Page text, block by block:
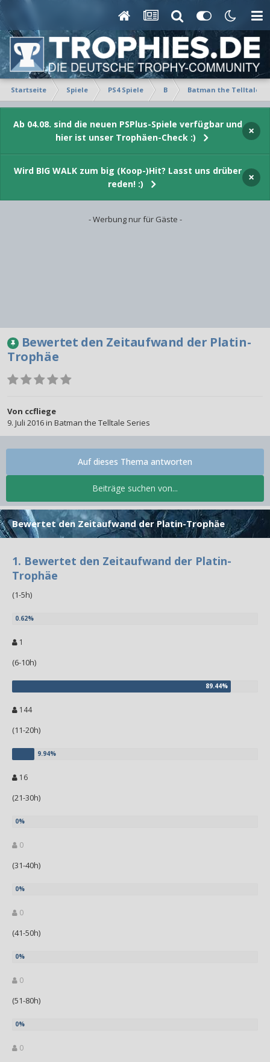
Startseite Spiele PS4 Spiele B Batman the Telltale
Ab 04.08. sind die neuen PSPlus-Spiele verfügbar und
hier ist unser Trophäen-Check :)
×
Wird BIG WALK zum big (Koop-)Hit? Lasst uns drüber
reden! :)
×
- Werbung nur für Gäste -
Bewertet den Zeitaufwand der Platin-
Trophäe
Von ccfliege
9. Juli 2016in Batman the Telltale Series
Beiträge suchen von...
Auf dieses Thema antworten
Bewertet den Zeitaufwand der Platin-Trophäe
1. Bewertet den Zeitaufwand der Platin-
Trophäe
(1-5h)
1
(6-10h)
144
(11-20h)
16
(21-30h)
0
(31-40h)
0
(41-50h)
0
(51-80h)
0